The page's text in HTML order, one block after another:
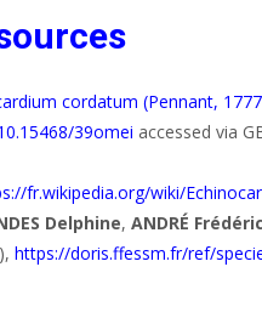
cordatum (Pennant,
39omei accessed via
fr.wikipedia.org/wiki/
Delphine, ANDRÉ Frédéric
https://doris.ffessm.fr/ref/